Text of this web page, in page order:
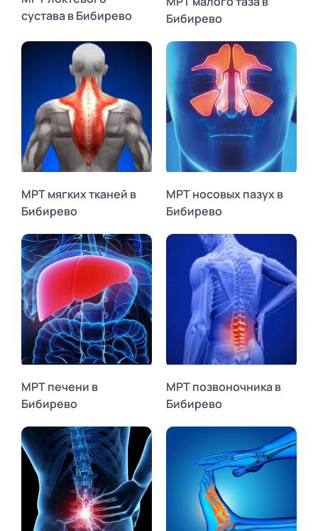
сустава в Бибирево
Бибирево
МРТ мягких тканей в
Бибирево
МРТ носовых пазух в
Бибирево
МРТ печени в
Бибирево
МРТ позвоночника в
Бибирево